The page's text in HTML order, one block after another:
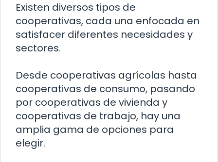
Existen diversos tipos de
cooperativas, cada una enfocada en
satisfacer diferentes necesidades y
sectores.
Desde cooperativas agrícolas hasta
cooperativas de consumo, pasando
por cooperativas de vivienda y
cooperativas de trabajo, hay una
amplia gama de opciones para
elegir.